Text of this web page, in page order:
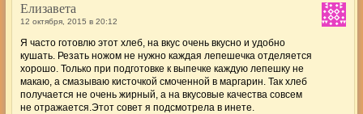
Елизавета
12 октября, 2015 в 20:12
Я часто готовлю этот хлеб, на вкус очень вкусно и удобно
кушать. Резать ножом не нужно каждая лепешечка отделяется
хорошо. Только при подготовке к выпечке каждую лепешку не
макаю, а смазываю кисточкой смоченной в маргарин. Так хлеб
получается не очень жирный, а на вкусовые качества совсем
не отражается.Этот совет я подсмотрела в инете.